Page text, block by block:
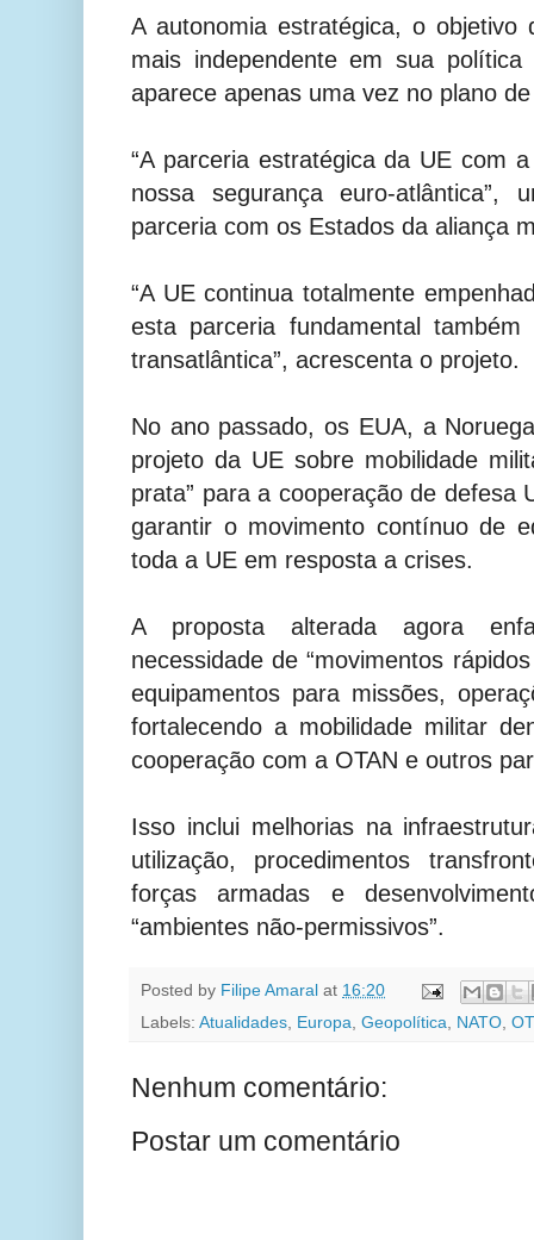
A autonomia estratégica, o
mais independente em sua
aparece apenas uma vez no plano
“A parceria estratégica da UE com
nossa segurança euro-
parceria com os Estados da aliança
“A UE continua totalmente
esta parceria fundamental
transatlântica”, acrescenta o projeto.
No ano passado, os EUA, a
projeto da UE sobre mobilidade
prata” para a cooperação de defesa
garantir o movimento contínuo de
toda a UE em resposta a crises.
A proposta alterada agora
necessidade de “movimentos
equipamentos para missões,
fortalecendo a mobilidade militar
cooperação com a OTAN e outros
Isso inclui melhorias na
utilização, procedimentos
forças armadas e
“ambientes não-permissivos”.
Posted by Filipe Amaral at 16:20
Labels: Atualidades Europa Geopolítica NATO
Nenhum comentário:
Postar um comentário